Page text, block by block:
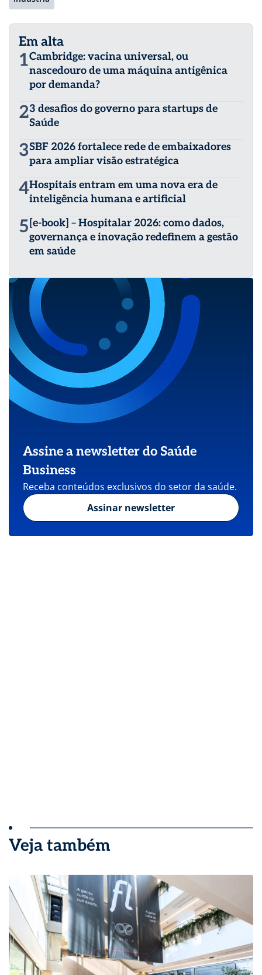
Em alta
1Cambridge: vacina universal, ou
nascedouro de uma máquina antigênica
por demanda?
23 desafios do governo para startups de
Saúde
3SBF 2026 fortalece rede de embaixadores
para ampliar visão estratégica
4Hospitais entram em uma nova era de
inteligência humana e artificial
5 [e-book] – Hospitalar 2026: como dados,
governança e inovação redefinem a gestão
em saúde
Assine a newsletter do Saúde
Business
Receba conteúdos exclusivos do setor da saúde.
Assinar newsletter
Veja também